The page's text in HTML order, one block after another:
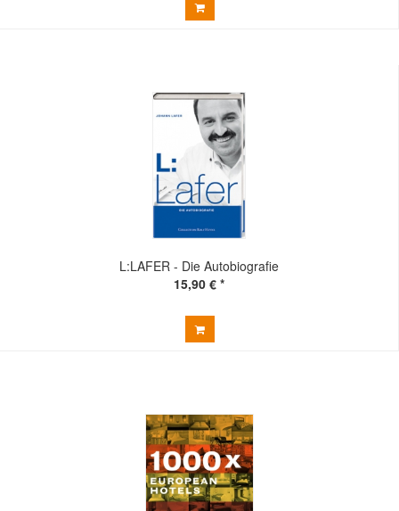
L:LAFER - Die Autobiografie
15,90 € *